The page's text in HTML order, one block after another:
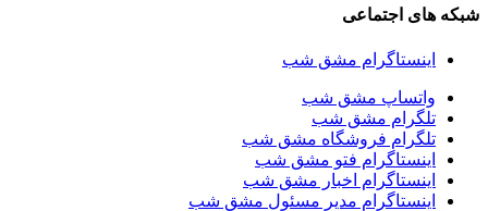
شبکه های اجتماعی
اینستاگرام مشق شب
واتساپ مشق شب
تلگرام مشق شب
تلگرام فروشگاه مشق شب
اینستاگرام فتو مشق شب
اینستاگرام اخبار مشق شب
اینستاگرام مدیر مسئول مشق شب